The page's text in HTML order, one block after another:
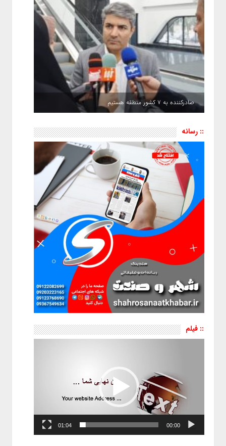
صادرکننده به ۷ کشور منطقه هستیم
:: رسانه
:: فیلم
نمایشگر
00:00
01:04